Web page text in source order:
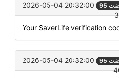
2026-05-04 20:32:00 مضت
Your SaverLife verification
2026-05-04 20:32:00 مضت